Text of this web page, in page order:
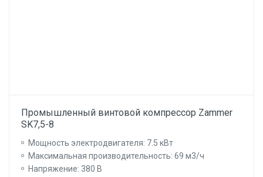
Промышленный винтовой компрессор Zammer
SK7,5-8
Мощность электродвигателя: 7.5 кВт
Максимальная производительность: 69 м3/ч
Напряжение: 380 В